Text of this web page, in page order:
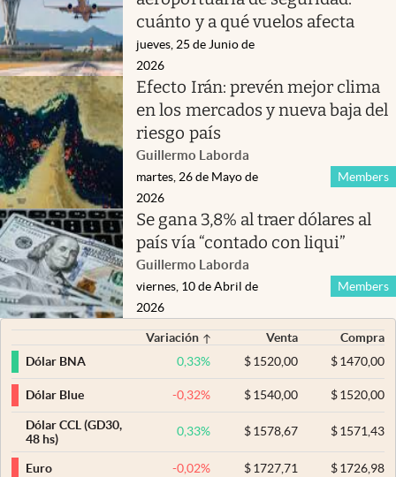
cuánto y a qué vuelos afecta
jueves, 25 de Junio de
2026
Efecto Irán: prevén mejor clima
en los mercados y nueva baja del
riesgo país
Guillermo Laborda
Members
martes, 26 de Mayo de
2026
Se gana 3,8% al traer dólares al
país vía “contado con liqui”
Guillermo Laborda
Members
viernes, 10 de Abril de
2026
Variación Venta
Compra
Dólar BNA
0,33% $ 1520,00 $1470,00
Dólar Blue -0,32% $ 1540,00 $1520,00
Dólar CCL (GD30,
48 hs)
0,33% $ 1578,67 $1571,43
Euro -0,02% $ 1727,71 $1726,98